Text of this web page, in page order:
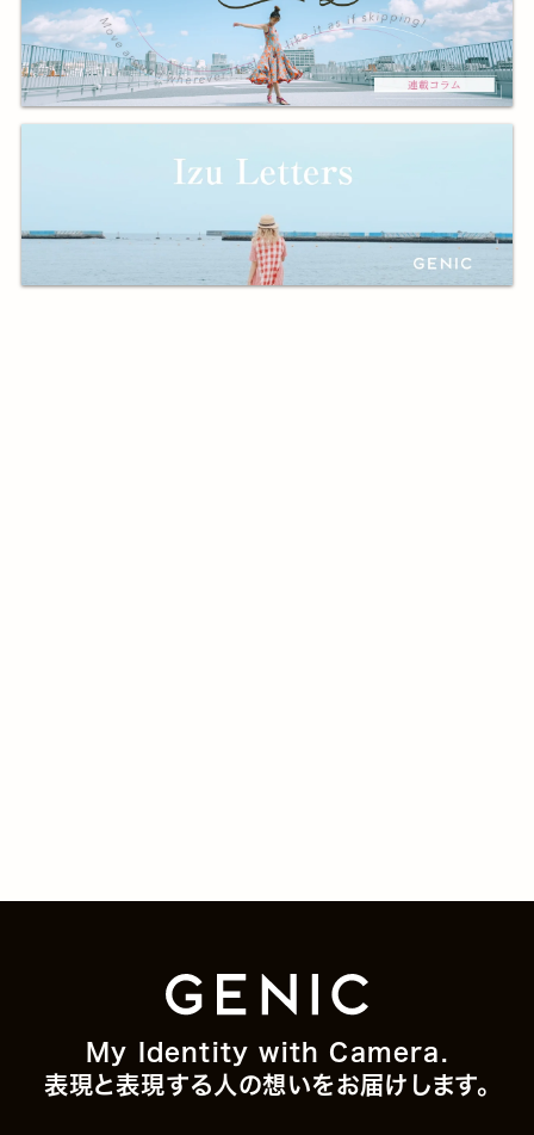
My Identity with Camera.
表現と表現する人の想いをお届けします。